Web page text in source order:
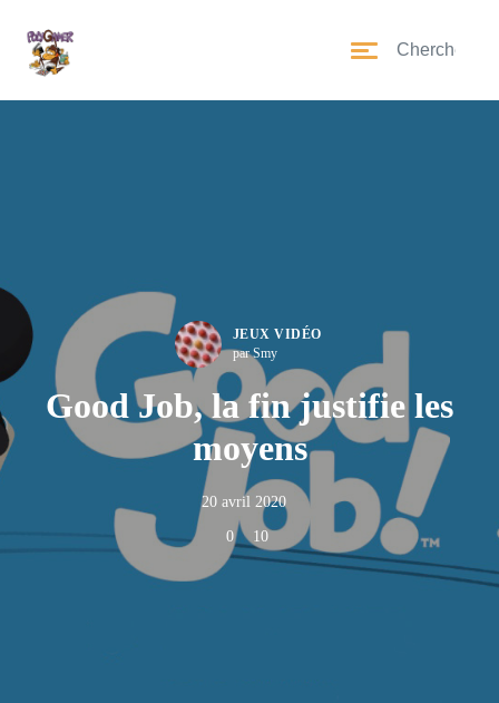
JEUX VIDÉO
par Smy
Good Job, la fin justifie les
moyens
20 avril 2020
0 10